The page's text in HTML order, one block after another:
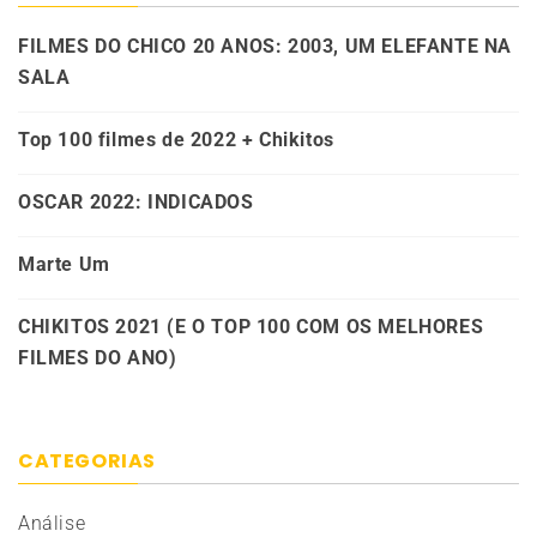
FILMES DO CHICO 20 ANOS: 2003, UM ELEFANTE NA
SALA
Top 100 filmes de 2022 + Chikitos
OSCAR 2022: INDICADOS
Marte Um
CHIKITOS 2021 (E O TOP 100 COM OS MELHORES
FILMES DO ANO)
CATEGORIAS
Análise